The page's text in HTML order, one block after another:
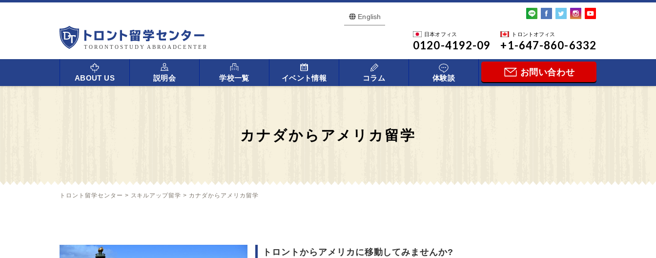
English
日本オフィス
0120-4192-09
トロントオフィス
+1-647-860-6332
ABOUT US 説明会 学校一覧 イベント情報 コラム 体験談
お問い合わせ
カナダからアメリカ留学
トロント留学センター > スキルアップ留学 > カナダからアメリカ留学
トロントからアメリカに移動してみませんか?